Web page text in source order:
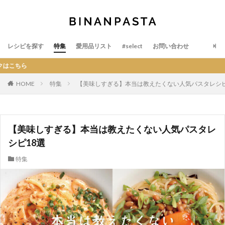
レシピを探す 特集 愛用品リスト #select お問い合わせ
HOME 特集 【美味しすぎる】本当は教えたくない人気パスタレシ
【美味しすぎる】本当は教えたくない人気パスタレ
シピ18選
特集